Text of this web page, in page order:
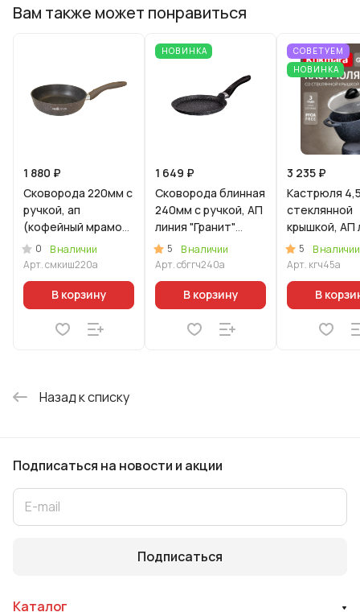
Вам также может понравиться
1 880 ₽
Сковорода 220мм с
ручкой, ап
(кофейный мрамор)
линия "Мраморная
Индукционная"
0
В наличии
Арт.смкиш220а
В корзину
НОВИНКА
1 649 ₽
Сковорода блинная
240мм с ручкой, АП
линия "Гранит"
(Черный)
5
В наличии
Арт.сбггч240а
В корзину
СОВЕТУЕМ
НОВИНКА
3 235 ₽
Кастрюля
стеклянной
крышкой, АП
"Гранит"
5
В наличии
Арт. кгч45а
В
Назад к списку
Подписаться на новости и акции
Подписаться
Каталог